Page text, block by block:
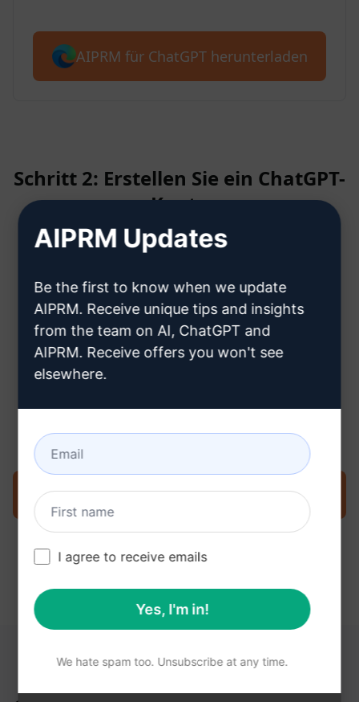
AIPRM für ChatGPT herunterladen
Schritt 2: Erstellen Sie ein ChatGPT-
Konto
ChatGPT-Konto erstellen können
Prompt jetzt in ChatGPT ausprobieren
DIESE LINKS KÖNNTEN HILFREICH SEIN
AIPRM Updates
Be the first to know when we update
AIPRM. Receive unique tips and insights
from the team on AI, ChatGPT and
AIPRM. Receive offers you won't see
elsewhere.
I agree to receive emails
Yes, I'm in!
We hate spam too. Unsubscribe at any time.